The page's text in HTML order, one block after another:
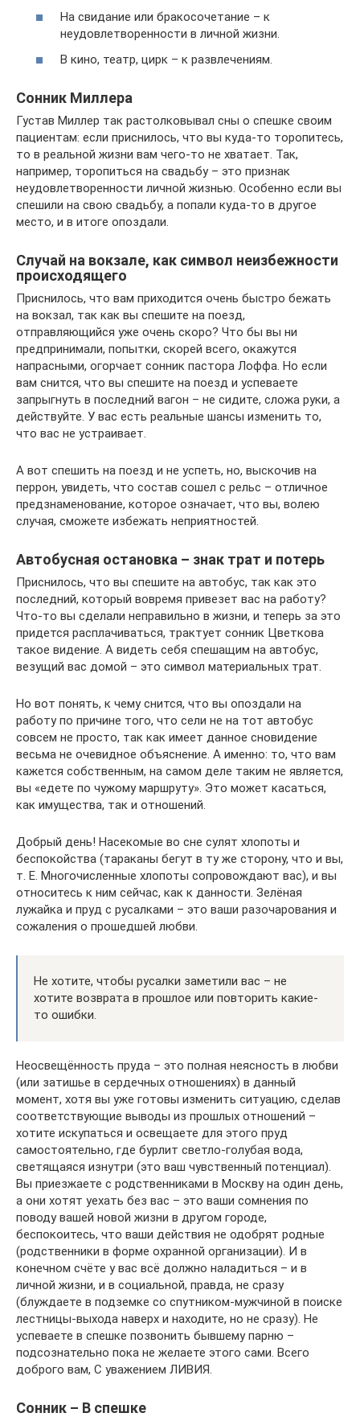
На свидание или бракосочетание – к
неудовлетворенности в личной жизни.
В кино, театр, цирк – к развлечениям.
Сонник Миллера
Густав Миллер так растолковывал сны о спешке своим
пациентам: если приснилось, что вы куда-то торопитесь,
то в реальной жизни вам чего-то не хватает. Так,
например, торопиться на свадьбу – это признак
неудовлетворенности личной жизнью. Особенно если вы
спешили на свою свадьбу, а попали куда-то в другое
место, и в итоге опоздали.
Случай на вокзале, как символ неизбежности
происходящего
Приснилось, что вам приходится очень быстро бежать
на вокзал, так как вы спешите на поезд,
отправляющийся уже очень скоро? Что бы вы ни
предпринимали, попытки, скорей всего, окажутся
напрасными, огорчает сонник пастора Лоффа. Но если
вам снится, что вы спешите на поезд и успеваете
запрыгнуть в последний вагон – не сидите, сложа руки, а
действуйте. У вас есть реальные шансы изменить то,
что вас не устраивает.
А вот спешить на поезд и не успеть, но, выскочив на
перрон, увидеть, что состав сошел с рельс – отличное
предзнаменование, которое означает, что вы, волею
случая, сможете избежать неприятностей.
Автобусная остановка – знак трат и потерь
Приснилось, что вы спешите на автобус, так как это
последний, который вовремя привезет вас на работу?
Что-то вы сделали неправильно в жизни, и теперь за это
придется расплачиваться, трактует сонник Цветкова
такое видение. А видеть себя спешащим на автобус,
везущий вас домой – это символ материальных трат.
Но вот понять, к чему снится, что вы опоздали на
работу по причине того, что сели не на тот автобус
совсем не просто, так как имеет данное сновидение
весьма не очевидное объяснение. А именно: то, что вам
кажется собственным, на самом деле таким не является,
вы «едете по чужому маршруту». Это может касаться,
как имущества, так и отношений.
Добрый день! Насекомые во сне сулят хлопоты и
беспокойства (тараканы бегут в ту же сторону, что и вы,
т. Е. Многочисленные хлопоты сопровождают вас), и вы
относитесь к ним сейчас, как к данности. Зелёная
лужайка и пруд с русалками – это ваши разочарования и
сожаления о прошедшей любви.
Не хотите, чтобы русалки заметили вас – не
хотите возврата в прошлое или повторить какие-
то ошибки.
Неосвещённость пруда – это полная неясность в любви
(или затишье в сердечных отношениях) в данный
момент, хотя вы уже готовы изменить ситуацию, сделав
соответствующие выводы из прошлых отношений –
хотите искупаться и освещаете для этого пруд
самостоятельно, где бурлит светло-голубая вода,
светящаяся изнутри (это ваш чувственный потенциал).
Вы приезжаете с родственниками в Москву на один день,
а они хотят уехать без вас – это ваши сомнения по
поводу вашей новой жизни в другом городе,
беспокоитесь, что ваши действия не одобрят родные
(родственники в форме охранной организации). И в
конечном счёте у вас всё должно наладиться – и в
личной жизни, и в социальной, правда, не сразу
(блуждаете в подземке со спутником-мужчиной в поиске
лестницы-выхода наверх и находите, но не сразу). Не
успеваете в спешке позвонить бывшему парню –
подсознательно пока не желаете этого сами. Всего
доброго вам, С уважением ЛИВИЯ.
Сонник – В спешке